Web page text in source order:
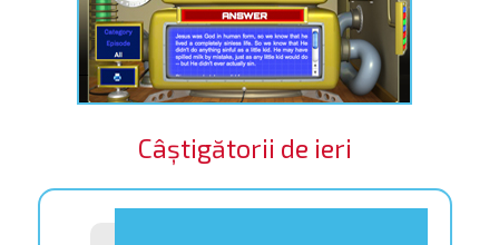
Câștigătorii de ieri